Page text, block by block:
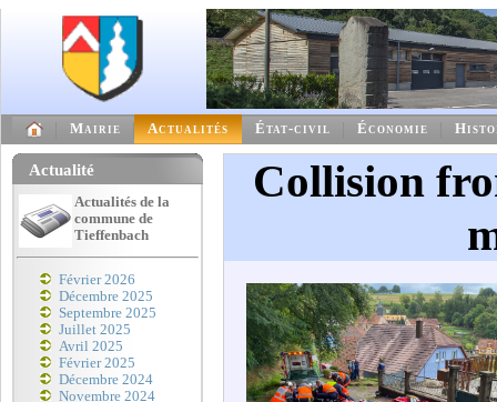
Mairie Actualités État-civil Économie
Actualité
Actualités de la
commune de
Tieffenbach
Février 2026
Décembre 2025
Septembre 2025
Juillet 2025
Avril 2025
Février 2025
Décembre 2024
Novembre 2024
Collision